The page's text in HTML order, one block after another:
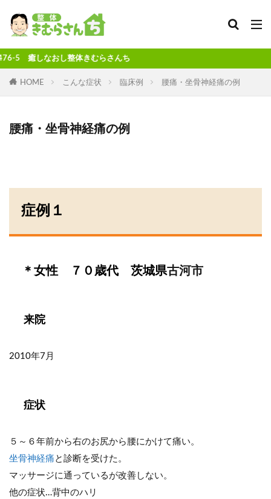
しなおし整体きむらさんち
HOME こんな症状 臨床例 腰痛・坐骨神経痛の例
腰痛・坐骨神経痛の例
症例１
＊女性 ７０歳代 茨城県古河市
来院
2010年7月
症状
５～６年前から右のお尻から腰にかけて痛い。
坐骨神経痛 と診断を受けた。
マッサージに通っているが改善しない。
他の症状…背中のハリ
カテゴリー